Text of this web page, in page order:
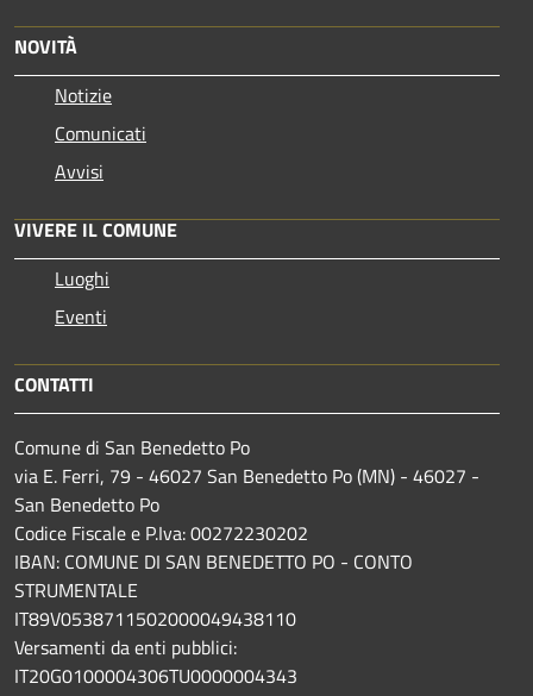
NOVITÀ
Notizie
Comunicati
Avvisi
VIVERE IL COMUNE
Luoghi
Eventi
CONTATTI
Comune di San Benedetto Po
via E. Ferri, 79 - 46027 San Benedetto Po (MN) - 46027 -
San Benedetto Po
Codice Fiscale e P.Iva: 00272230202
IBAN: COMUNE DI SAN BENEDETTO PO - CONTO
STRUMENTALE
IT89V0538711502000049438110
Versamenti da enti pubblici:
IT20G0100004306TU0000004343